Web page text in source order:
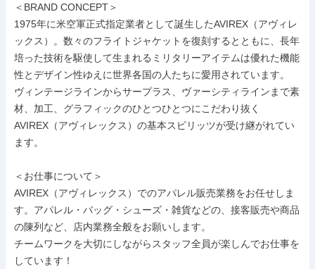
＜BRAND CONCEPT＞
1975年に米空軍正式指定業者として誕生したAVIREX（アヴィレ
ックス）。数々のフライトジャケットを復刻するとともに、長年
培った技術を駆使して生まれるミリタリーアイテムは優れた機能
性とデザイン性ゆえに世界各国の人たちに愛用されています。
ヴィンテージラインからサープラス、ヴァーシティラインまで素
材、加工、グラフィックのひとつひとつにこだわり抜く
AVIREX（アヴィレックス）の基本スピリッツが受け継がれてい
ます。
＜お仕事について＞
AVIREX（アヴィレックス）でのアパレル販売業務をお任せしま
す。アパレル・バッグ・シューズ・雑貨などの、接客販売や商品
の陳列など、店内業務全般をお願いします。
チームワークを大切にしながらスタッフ全員が楽しんでお仕事を
しています！